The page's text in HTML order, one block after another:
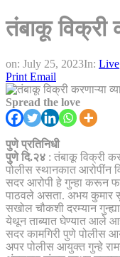
तंबाकू विक्री
on: July 25, 2023In: Live
Print Email
Spread the love
पुणे प्रतिनिधी
पुणे दि.२४ : तंबाकू विक्री
पोलीस स्थानकात आरोपींन
सदर आरोपी हे गुन्हा करून
पाठवले असता. अभय कुमार
सखोल चौकशी दरम्यान
येथून ताब्यात घेण्यात आले
सदर कामगिरी पुणे पोलीस
अपर पोलीस आयुक्त गुन्हे